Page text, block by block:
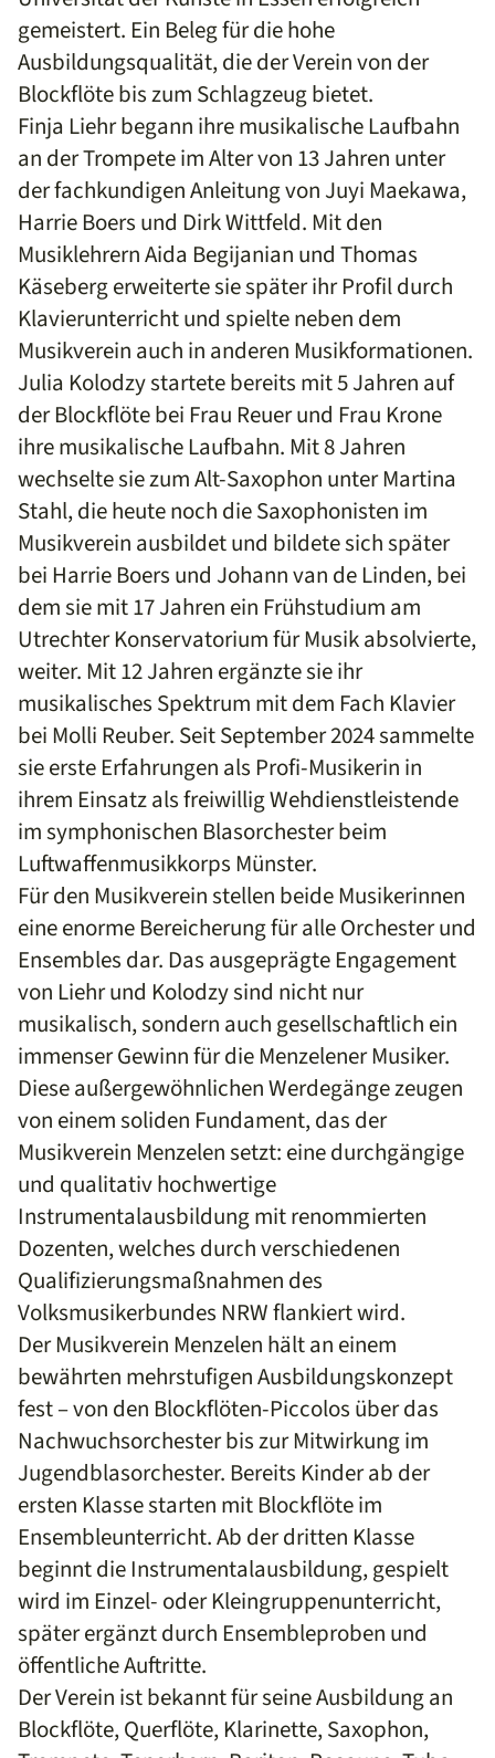
gemeistert. Ein Beleg für die hohe
Ausbildungsqualität, die der Verein von der
Blockflöte bis zum Schlagzeug bietet.
Finja Liehr begann ihre musikalische Laufbahn
an der Trompete im Alter von 13 Jahren unter
der fachkundigen Anleitung von Juyi Maekawa,
Harrie Boers und Dirk Wittfeld. Mit den
Musiklehrern Aida Begijanian und Thomas
Käseberg erweiterte sie später ihr Profil durch
Klavierunterricht und spielte neben dem
Musikverein auch in anderen Musikformationen.
Julia Kolodzy startete bereits mit 5 Jahren auf
der Blockflöte bei Frau Reuer und Frau Krone
ihre musikalische Laufbahn. Mit 8 Jahren
wechselte sie zum Alt-Saxophon unter Martina
Stahl, die heute noch die Saxophonisten im
Musikverein ausbildet und bildete sich später
bei Harrie Boers und Johann van de Linden, bei
dem sie mit 17 Jahren ein Frühstudium am
Utrechter Konservatorium für Musik absolvierte,
weiter. Mit 12 Jahren ergänzte sie ihr
musikalisches Spektrum mit dem Fach Klavier
bei Molli Reuber. Seit September 2024 sammelte
sie erste Erfahrungen als Profi-Musikerin in
ihrem Einsatz als freiwillig Wehdienstleistende
im symphonischen Blasorchester beim
Luftwaffenmusikkorps Münster.
Für den Musikverein stellen beide Musikerinnen
eine enorme Bereicherung für alle Orchester und
Ensembles dar. Das ausgeprägte Engagement
von Liehr und Kolodzy sind nicht nur
musikalisch, sondern auch gesellschaftlich ein
immenser Gewinn für die Menzelener Musiker.
Diese außergewöhnlichen Werdegänge zeugen
von einem soliden Fundament, das der
Musikverein Menzelen setzt: eine durchgängige
und qualitativ hochwertige
Instrumentalausbildung mit renommierten
Dozenten, welches durch verschiedenen
Qualifizierungsmaßnahmen des
Volksmusikerbundes NRW flankiert wird.
Der Musikverein Menzelen hält an einem
bewährten mehrstufigen Ausbildungskonzept
fest – von den Blockflöten-Piccolos über das
Nachwuchsorchester bis zur Mitwirkung im
Jugendblasorchester. Bereits Kinder ab der
ersten Klasse starten mit Blockflöte im
Ensembleunterricht. Ab der dritten Klasse
beginnt die Instrumentalausbildung, gespielt
wird im Einzel‑ oder Kleingruppenunterricht,
später ergänzt durch Ensembleproben und
öffentliche Auftritte.
Der Verein ist bekannt für seine Ausbildung an
Blockflöte, Querflöte, Klarinette, Saxophon,